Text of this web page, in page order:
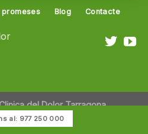
Blog Contacte
del Dolor Tarragona
al: 977 250 000